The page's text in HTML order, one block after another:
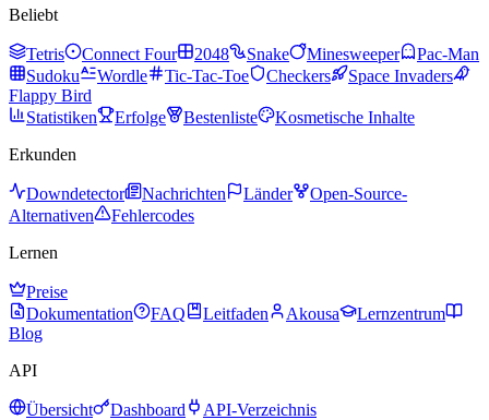
Beliebt
Tetris Connect Four 2048 Snake Minesweeper
Pac-Man
Sudoku
Wordle Tic-Tac-Toe Checkers
Space Invaders
Flappy Bird
Statistiken
Erfolge Bestenliste
Kosmetische Inhalte
Erkunden
Downdetector Nachrichten Länder
Open-Source-
Alternativen
Fehlercodes
Lernen
Preise
Dokumentation
FAQ Leitfaden Akousa
Lernzentrum
Blog
API
Übersicht Dashboard
API-Verzeichnis